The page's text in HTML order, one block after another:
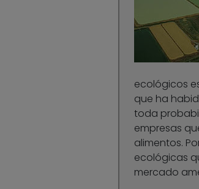
ecológicos
que ha
toda
empresas
alimentos.
ecológicas
mercado